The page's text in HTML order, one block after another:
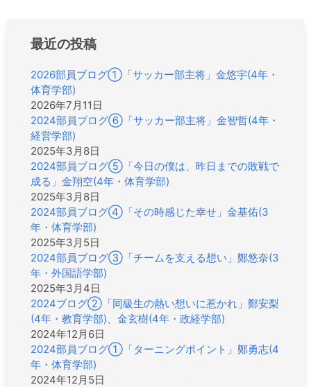
最近の投稿
2026部員ブログ①「サッカー部主将」金悠宇(4年・
体育学部)
2026年7月11日
2024部員ブログ⑥「サッカー部主将」金智哲(4年・
経営学部)
2025年3月8日
2024部員ブログ⑤「今日の僕は、昨日までの敗戦で
成る」金翔空(4年・体育学部)
2025年3月8日
2024部員ブログ④「その時感じた幸せ」金基佑(3
年・体育学部)
2025年3月5日
2024部員ブログ③「チームを支える想い」鄭悠奈(3
年・外国語学部)
2025年3月4日
2024ブログ②「同級生の熱い想いに惹かれ」鄭安梨
(4年・教育学部)、金玄樹(4年・政経学部)
2024年12月6日
2024部員ブログ①「ターニングポイント」鄭勇志(4
年・体育学部)
2024年12月5日